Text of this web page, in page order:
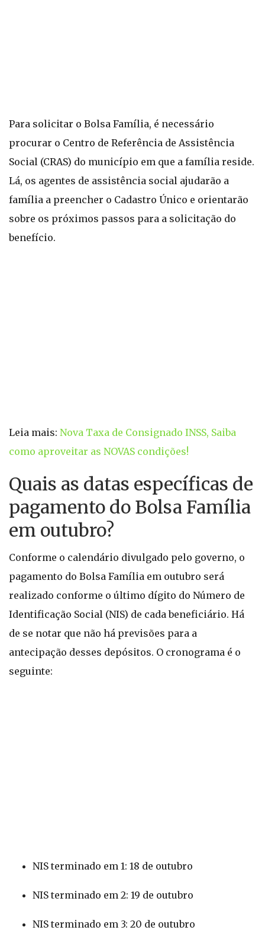
Para solicitar o Bolsa Família, é necessário
procurar o Centro de Referência de Assistência
Social (CRAS) do município em que a família reside.
Lá, os agentes de assistência social ajudarão a
família a preencher o Cadastro Único e orientarão
sobre os próximos passos para a solicitação do
benefício.
Leia mais: Nova Taxa de Consignado INSS, Saiba
como aproveitar as NOVAS condições!
Quais as datas específicas de
pagamento do Bolsa Família
em outubro?
Conforme o calendário divulgado pelo governo, o
pagamento do Bolsa Família em outubro será
realizado conforme o último dígito do Número de
Identificação Social (NIS) de cada beneficiário. Há
de se notar que não há previsões para a
antecipação desses depósitos. O cronograma é o
seguinte:
NIS terminado em 1: 18 de outubro
NIS terminado em 2: 19 de outubro
NIS terminado em 3: 20 de outubro